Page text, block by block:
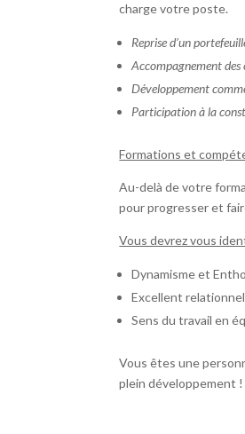
charge votre poste.
Reprise d’un
Accompagnement
Développement
Participation à la
Formations et
Au-delà de votre
pour progresser et
Vous devrez vous
Dynamisme et
Excellent
Sens du travail en
Vous êtes une
plein développement !